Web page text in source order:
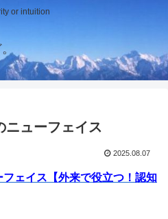
or intuition
ニューフェイス
2025.08.07
ェイス【外来で役立つ！認知